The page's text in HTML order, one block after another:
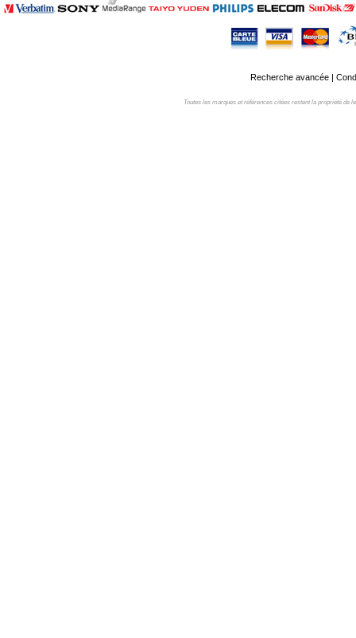
Recherche avancée|
Toutes les marques et références citées restent la propriété de